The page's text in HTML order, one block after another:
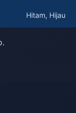
Hitam, Hijau